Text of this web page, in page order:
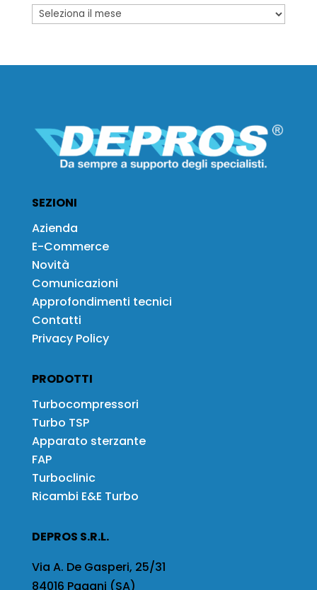
SEZIONI
Azienda
E-Commerce
Novità
Comunicazioni
Approfondimenti tecnici
Contatti
Privacy Policy
PRODOTTI
Turbocompressori
Turbo TSP
Apparato sterzante
FAP
Turboclinic
Ricambi E&E Turbo
DEPROS S.R.L.
Via A. De Gasperi, 25/31
84016 Pagani (SA)